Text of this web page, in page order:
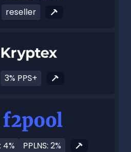
reseller
3% PPS+
4% PPLNS: 2%